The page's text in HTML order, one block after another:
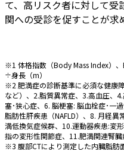
て、高リスク者に対して
関への受診を促すことが求
※1 体格指数（Body Mass Index）
÷身長（m）
※2 肥満症の診断基準に必須な健康
など）、2.脂質異常症、3.高血圧、
塞･狭心症、6. 脳梗塞: 脳血栓症･一
脂肪性肝疾患（NAFLD）、8. 月経
満低換気症候群、10.運動器疾患:変
指の変形性関節症、11.肥満関連腎臓
※3 腹部CTにより測定した内臓脂肪